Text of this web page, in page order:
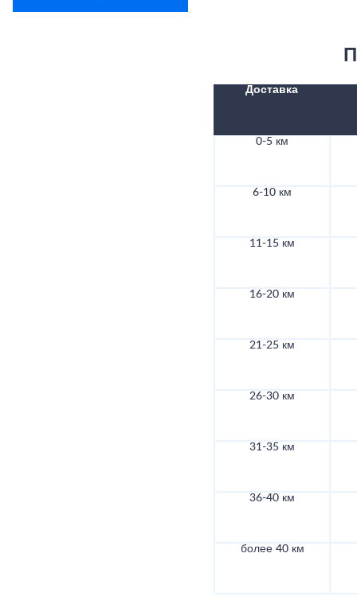
Доставка
0-5 км
6-10 км
11-15 км
16-20 км
21-25 км
26-30 км
31-35 км
36-40 км
более 40 км